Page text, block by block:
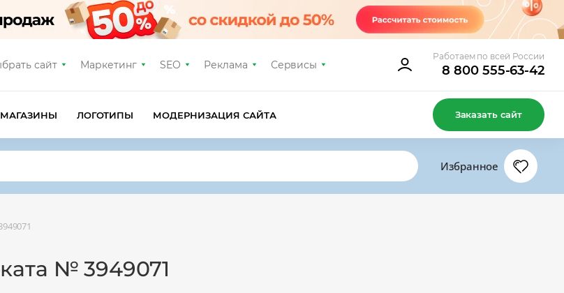
сайт Маркетинг SEO Реклама Сервисы
Работаем по всей России
8 800 555-63-42
ЛОГОТИПЫ МОДЕРНИЗАЦИЯ САЙТА Заказать сайт
Избранное
№ 3949071